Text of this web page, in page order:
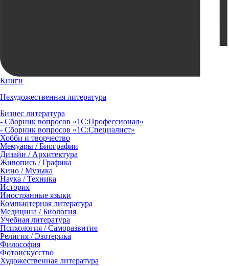
Книги
Нехудожественная литература
Бизнес литература
- Сборник вопросов «1С:Профессионал»
- Сборник вопросов «1С:Специалист»
Хобби и творчество
Мемуары / Биографии
Дизайн / Архитектура
Живопись / Графика
Кино / Музыка
Наука / Техника
История
Иностранные языки
Компьютерная литература
Медицина / Биология
Учебная литература
Психология / Саморазвитие
Религия / Эзотерика
Философия
Фотоискусство
Художественная литература